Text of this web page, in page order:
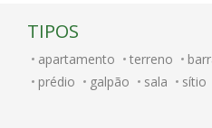
TIPOS
apartamento terreno
prédio
galpão sala sítio